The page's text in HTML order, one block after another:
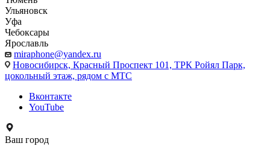
Ульяновск
Уфа
Чебоксары
Ярославль
miraphone@yandex.ru
Новосибирск, Красный Проспект 101, ТРК Ройял Парк,
цокольный этаж, рядом с МТС
Вконтакте
YouTube
Ваш город